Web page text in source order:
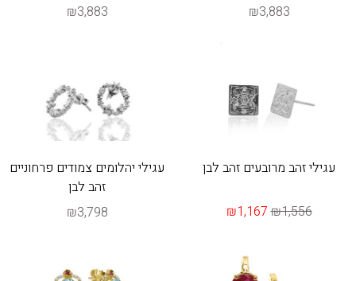
₪3,883
₪3,883
עגילי זהב מרובעים זהב לבן
₪1,167₪1,556
עגילי יהלומים צמודים פרחוניים
זהב לבן
₪3,798